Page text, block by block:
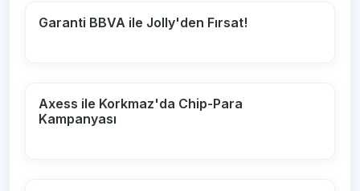
Garanti BBVA ile Jolly'den Fırsat!
Axess ile Korkmaz'da Chip-Para
Kampanyası